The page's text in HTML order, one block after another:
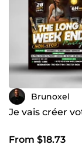
Brunoxel
Je vais créer
From $18.73